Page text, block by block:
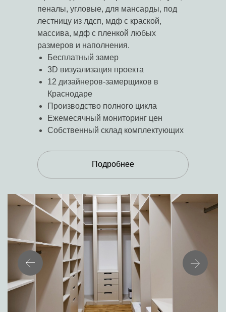
пеналы, угловые, для мансарды, под
лестницу из лдсп, мдф с краской,
массива, мдф с пленкой любых
размеров и наполнения.
Бесплатный замер
3D визуализация проекта
12 дизайнеров-замерщиков в
Краснодаре
Производство полного цикла
Ежемесячный мониторинг цен
Собственный склад комплектующих
Подробнее